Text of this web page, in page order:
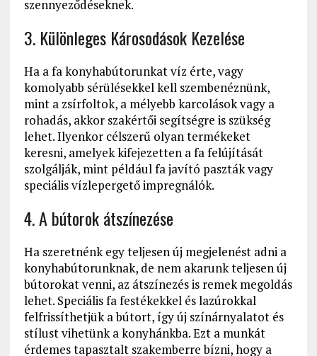
szennyeződéseknek.
3. Különleges Károsodások Kezelése
Ha a fa konyhabútorunkat víz érte, vagy
komolyabb sérülésekkel kell szembenéznünk,
mint a zsírfoltok, a mélyebb karcolások vagy a
rohadás, akkor szakértői segítségre is szükség
lehet. Ilyenkor célszerű olyan termékeket
keresni, amelyek kifejezetten a fa felújítását
szolgálják, mint például fa javító paszták vagy
speciális vízlepergető impregnálók.
4. A bútorok átszínezése
Ha szeretnénk egy teljesen új megjelenést adni a
konyhabútorunknak, de nem akarunk teljesen új
bútorokat venni, az átszínezés is remek megoldás
lehet. Speciális fa festékekkel és lazúrokkal
felfrissíthetjük a bútort, így új színárnyalatot és
stílust vihetünk a konyhánkba. Ezt a munkát
érdemes tapasztalt szakemberre bízni, hogy a